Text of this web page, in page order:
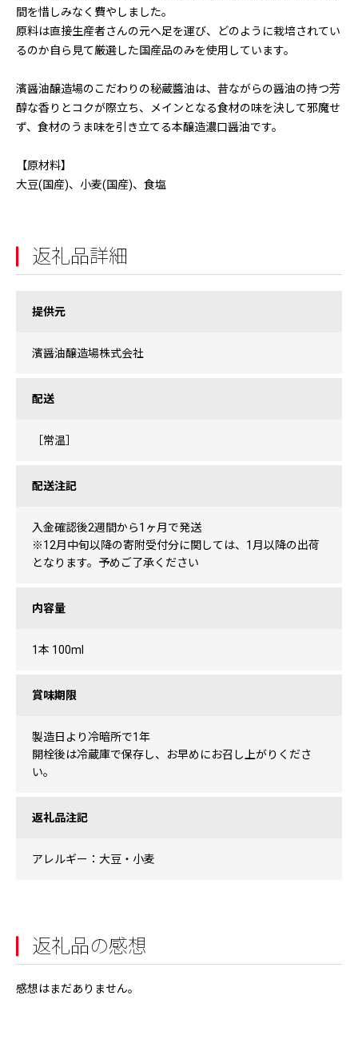
間を惜しみなく費やしました。
原料は直接生産者さんの元へ足を運び、どのように栽培されてい
るのか自ら見て厳選した国産品のみを使用しています。
濱醤油醸造場のこだわりの秘蔵醬油は、昔ながらの醤油の持つ芳
醇な香りとコクが際立ち、メインとなる食材の味を決して邪魔せ
ず、食材のうま味を引き立てる本醸造濃口醤油です。
【原材料】
大豆(国産)、小麦(国産)、食塩
返礼品詳細
提供元
濱醤油醸造場株式会社
配送
［常温］
配送注記
入金確認後2週間から1ヶ月で発送
※12月中旬以降の寄附受付分に関しては、1月以降の出荷
となります。予めご了承ください
内容量
1本 100ml
賞味期限
製造日より冷暗所で1年
開栓後は冷蔵庫で保存し、お早めにお召し上がりくださ
い。
返礼品注記
アレルギー：大豆・小麦
返礼品の感想
感想はまだありません。